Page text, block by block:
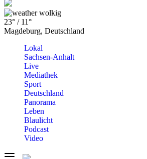
wolkig
23° / 11°
Magdeburg, Deutschland
Lokal
Sachsen-Anhalt
Live
Mediathek
Sport
Deutschland
Panorama
Leben
Blaulicht
Podcast
Video